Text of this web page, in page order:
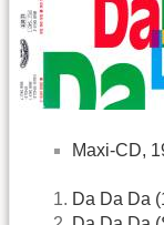
Maxi-CD,
Da Da Da